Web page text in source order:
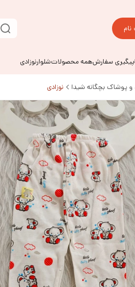
پیگیری سفارشهمه محصولاتشلوارنوزادی
و پوشاک بچگانه شیدا نوزادی